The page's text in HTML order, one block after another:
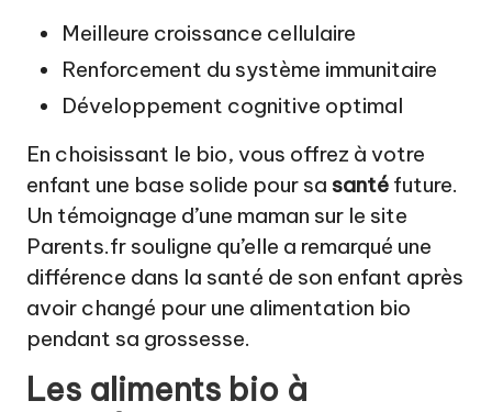
Meilleure croissance cellulaire
Renforcement du système immunitaire
Développement cognitive optimal
En choisissant le bio, vous offrez à votre
enfant une base solide pour sa santé future.
Un témoignage d’une maman sur le site
Parents.fr souligne qu’elle a remarqué une
différence dans la santé de son enfant après
avoir changé pour une alimentation bio
pendant sa grossesse.
Les aliments bio à